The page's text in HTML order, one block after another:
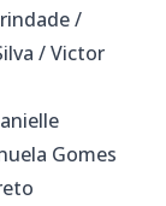
/
/ Victor
Gomes